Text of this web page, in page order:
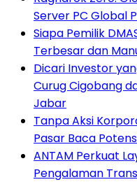
Server PC Global
Siapa Pemilik
Terbesar dan
Dicari Investor
Curug Cigobang
Jabar
Tanpa Aksi
Pasar Baca
ANTAM Perkuat
Pengalaman